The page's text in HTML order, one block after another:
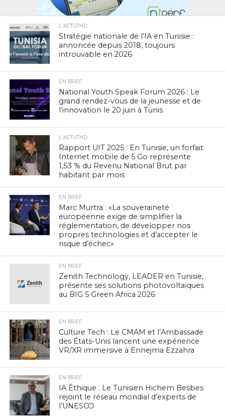
L'ACTUTHD
Stratégie nationale de l’IA en Tunisie :
annoncée depuis 2018, toujours
introuvable en 2026
EN BREF
National Youth Speak Forum 2026 : Le
grand rendez-vous de la jeunesse et de
l’innovation le 20 juin à Tunis
L'ACTUTHD
Rapport UIT 2025 : En Tunisie, un forfait
Internet mobile de 5 Go représente
1,53 % du Revenu National Brut par
habitant par mois
EN BREF
Marc Murtra : «La souveraineté
européenne exige de simplifier la
réglementation, de développer nos
propres technologies et d’accepter le
risque d’échec»
EN BREF
Zenith Technology, LEADER en Tunisie,
présente ses solutions photovoltaïques
au BIG 5 Green Africa 2026
EN BREF
Culture Tech : Le CMAM et l’Ambassade
des États-Unis lancent une expérience
VR/XR immersive à Ennejma Ezzahra
EN BREF
IA Éthique : Le Tunisien Hichem Besbes
rejoint le réseau mondial d’experts de
l’UNESCO